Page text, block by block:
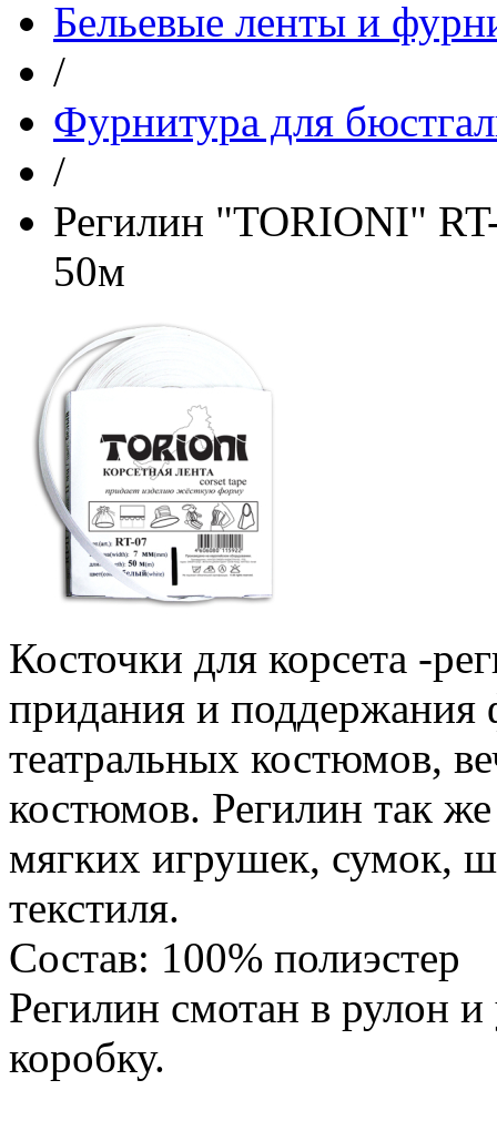
Бельевые ленты и
/
Фурнитура для
/
Регилин "TORIONI"
50м
Косточки для корсета -
придания и поддержания
театральных костюмов,
костюмов. Регилин так
мягких игрушек, сумок,
текстиля.
Состав: 100% полиэстер
Регилин смотан в рулон
коробку.